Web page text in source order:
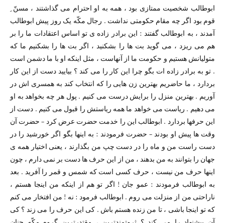
ابوطالب شخصیت ممتازی بود ،‌ همه به او احترام می گذاشتند ، مسنّ ِ
قوم بود اگر چه مقام حکومتی نداشت . رجال مکّه یک روز پیش ابوطالب
آمدند ،‌ به ابوطالب گفتند : این برادر زاده ی تو اساس اعتقادات ما را بر
هم می ریزد ،‌ می گوید بت ها را بشکنید ،‌ اگر بت ها را بشکنیم ما که
متولیانش هستیم و حکومت ما از آنهاست ،‌ مثل اینکه او با ما دشمن است
. تو به برادر زاده ات بگو چرا این کار را می کند ؟ بیایید دست از این کار
بردارد ، ما حاضریم بهترین زن هایی را که انتخاب کند به همسری اش در
آوریم . بهترین منزل را برایش درست می کنیم . پول هر چه بخواهد به او
می دهیم . ریاست می خواهد ما همه ریاستش را قبول می کنیم . دست از
این حرفها بردارد . ابوطالب این را خدمت حضرت عرض کرد – حضرت آن
وقت ها پیش او بودند – حضرت فرمودند : به اینها بگو اگر خورشید را در
دست راست من و ماه را در دست چپ من بگذارند ، یعنی اختیار همه ی
جهان را بتوانند به من بدهند ،‌ من از این حرف ها دست بر نمی دارم ،‌ چون
اینها حرف من نیست ، حرف کسی است که شمس و قمر را آفرید . بعد
به ابوطالب فرمودند : عمو جان ! اگر تو هم از اینکه من اینجا هستم ،‌
ناراحتی من از منزلت می روم . ابوطالب فرمود : نه !‌ من افتخار می کنم
که تو اینجا باشی ، تا من زنده هستم باش . کی این حرف را می زند ؟ کی